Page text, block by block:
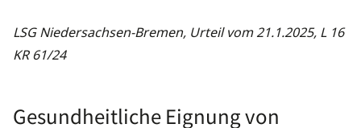
LSG Niedersachsen-Bremen, Urteil vom 21.1.2025, L 16
KR 61/24
Gesundheitliche Eignung von